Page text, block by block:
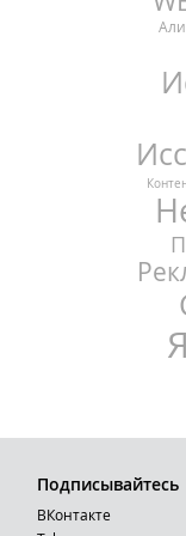
Подписывайтесь
ВКонтакте